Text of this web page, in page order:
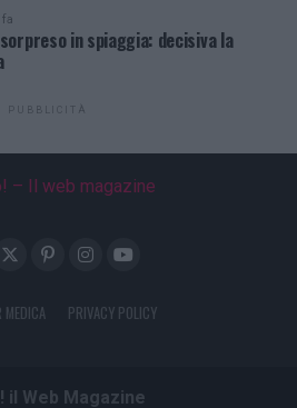
fa
in spiaggia: decisiva la
PUBBLICITÀ
MEDICA PRIVACY POLICY
il Web Magazine